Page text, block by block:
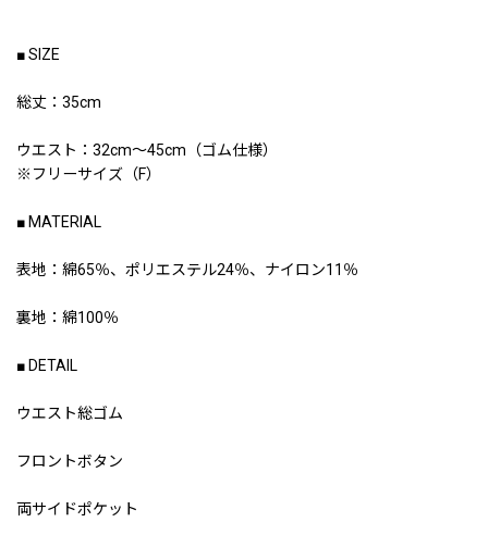
■ SIZE
総丈：35cm
ウエスト：32cm〜45cm（ゴム仕様）
※フリーサイズ（F）
■ MATERIAL
表地：綿65％、ポリエステル24％、ナイロン11％
裏地：綿100％
■ DETAIL
ウエスト総ゴム
フロントボタン
両サイドポケット